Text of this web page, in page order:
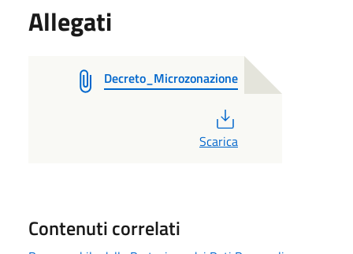
Allegati
Decreto_Microzonazione
Scarica
Contenuti correlati